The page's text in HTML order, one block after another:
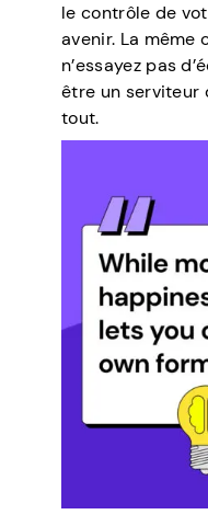
le contrôle de
avenir. La même
n’essayez pas
être un serviteur
tout.